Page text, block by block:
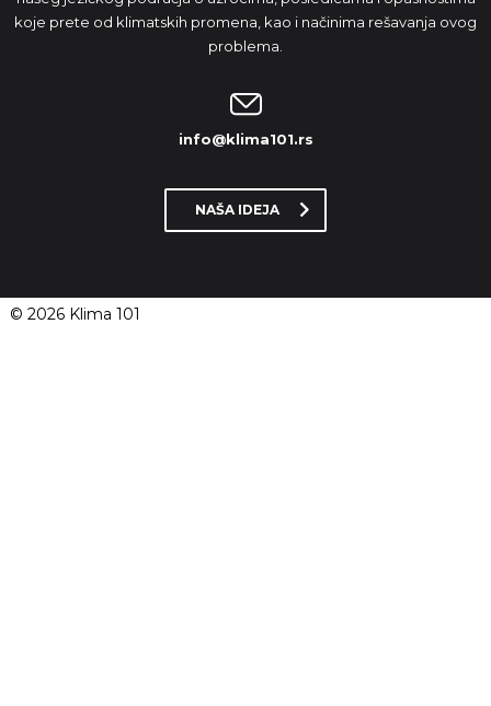
koje prete od klimatskih promena, kao i načinima rešavanja ovog
problema.
info@klima101.rs
NAŠA IDEJA
© 2026 Klima 101